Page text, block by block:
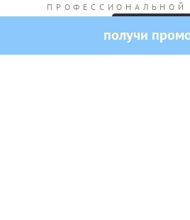
ПРОФЕССИОНАЛЬНОЙ
получи